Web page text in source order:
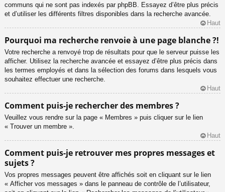
communs qui ne sont pas indexés par phpBB. Essayez d’être plus précis
et d’utiliser les différents filtres disponibles dans la recherche avancée.
Haut
Pourquoi ma recherche renvoie à une page blanche ?!
Votre recherche a renvoyé trop de résultats pour que le serveur puisse les
afficher. Utilisez la recherche avancée et essayez d’être plus précis dans
les termes employés et dans la sélection des forums dans lesquels vous
souhaitez effectuer une recherche.
Haut
Comment puis-je rechercher des membres ?
Veuillez vous rendre sur la page « Membres » puis cliquer sur le lien
« Trouver un membre ».
Haut
Comment puis-je retrouver mes propres messages et
sujets ?
Vos propres messages peuvent être affichés soit en cliquant sur le lien
« Afficher vos messages » dans le panneau de contrôle de l’utilisateur,